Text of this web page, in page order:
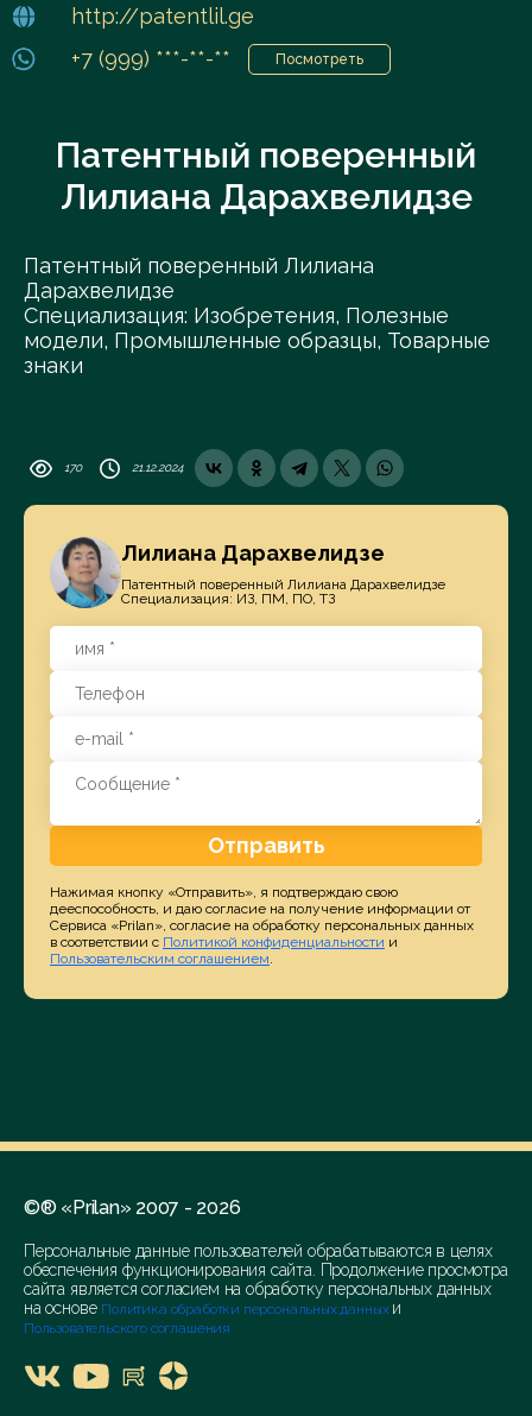
http://patentlil.ge
+7 (999) ***-**-**
Посмотреть
Патентный поверенный
Лилиана Дарахвелидзе
Патентный поверенный Лилиана
Дарахвелидзе
Специализация: Изобретения, Полезные
модели, Промышленные образцы, Товарные
знаки
170 21.12.2024
Лилиана Дарахвелидзе
Патентный поверенный Лилиана Дарахвелидзе
Специализация: ИЗ, ПМ, ПО, ТЗ
Отправить
Нажимая кнопку «Отправить», я подтверждаю свою
дееспособность, и даю согласие на получение информации от
Сервиса «Prilan», согласие на обработку персональных данных
в соответствии с Политикой конфиденциальности и
Пользовательским соглашением.
©® «Prilan» 2007 - 2026
Персональные данные пользователей обрабатываются в целях
обеспечения функционирования сайта. Продолжение просмотра
сайта является согласием на обработку персональных данных
на основе Политика обработки персональных данных и
Пользовательского соглашения